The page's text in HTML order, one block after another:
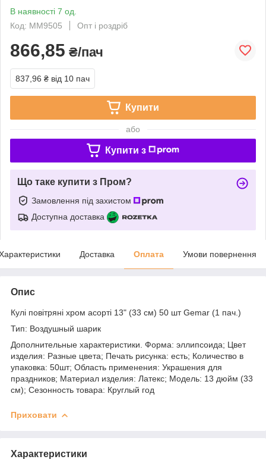
В наявності 7 од.
Код: ММ9505
Опт і роздріб
866,85 ₴/пач
837,96 ₴ від 10 пач
Купити
або
Купити з
Що таке купити з Пром?
Замовлення під захистом
Доступна доставка
Доставка Оплата Умови повернення
Опис
Кулі повітряні хром асорті 13" (33 см) 50 шт Gemar (1 пач.)
Тип: Воздушный шарик
Дополнительные характеристики. Форма: эллипсоида; Цвет
изделия: Разные цвета; Печать рисунка: есть; Количество в
упаковка: 50шт; Область применения: Украшения для
праздников; Материал изделия: Латекс; Модель: 13 дюйм (33
см); Сезонность товара: Круглый год
Приховати
Характеристики